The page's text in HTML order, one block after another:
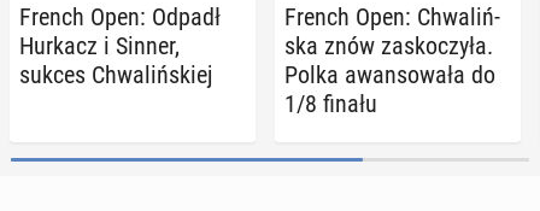
French Open: Odpadł
Hurkacz i Sinner,
sukces Chwa­liń­skiej
French Open: Chwa­liń­
ska znów za­sko­czy­ła.
Polka awan­so­wa­ła do
1/8 finału